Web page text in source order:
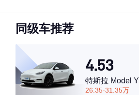
·空间表现较为优秀，优于51%同级车
同级车推荐
4.53
特斯拉 Model Y
26.35-31.35万